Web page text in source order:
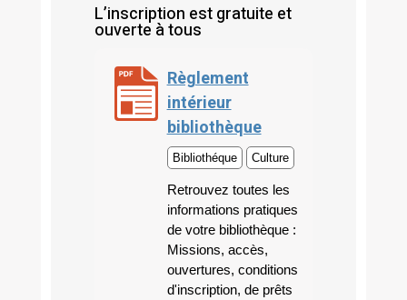
L’inscription est gratuite et
ouverte à tous
Règlement
intérieur
bibliothèque
Bibliothéque Culture
Retrouvez toutes les
informations pratiques
de votre bibliothèque :
Missions, accès,
ouvertures, conditions
d'inscription, de prêts